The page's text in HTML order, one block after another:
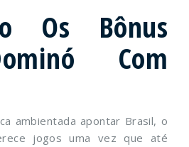
Os Bônus
Com
ambientada apontar Brasil, o
jogos uma vez que até